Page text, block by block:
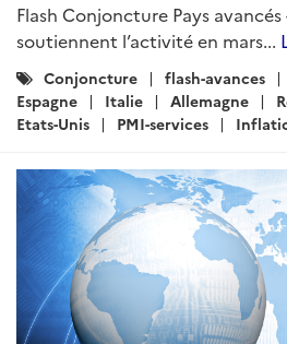
Flash Conjoncture Pays avancés
soutiennent l’activité en mars...
Catégories
:
Conjoncture flash-avances
Espagne
Italie Allemagne
Etats-Unis
PMI-services